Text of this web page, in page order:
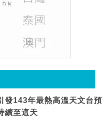
發143年最熱高溫天文台預
續至這天